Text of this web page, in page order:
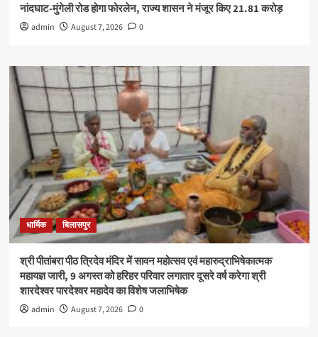
नांदघाट-मुंगेली रोड होगा फोरलेन, राज्य शासन ने मंजूर किए 21.81 करोड़
admin August 7, 2026 0
धार्मिक बिलासपुर
श्री पीतांबरा पीठ त्रिदेव मंदिर में सावन महोत्सव एवं महारुद्राभिषेकात्मक
महायज्ञ जारी, 9 अगस्त को हरिहर परिवार लगातार दूसरे वर्ष करेगा श्री
शारदेश्वर पारदेश्वर महादेव का विशेष जलाभिषेक
admin August 7, 2026 0